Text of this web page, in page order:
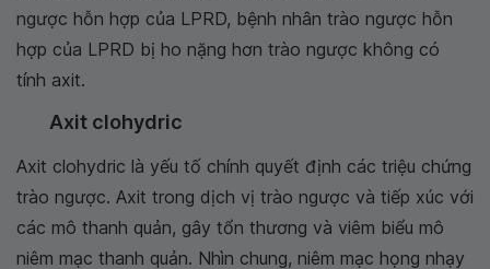
ngược hỗn hợp của LPRD, bệnh nhân trào ngược hỗn
hợp của LPRD bị ho nặng hơn trào ngược không có
tính axit.
Axit clohydric
Axit clohydric là yếu tố chính quyết định các triệu chứng
trào ngược. Axit trong dịch vị trào ngược và tiếp xúc với
các mô thanh quản, gây tổn thương và viêm biểu mô
niêm mạc thanh quản. Nhìn chung, niêm mạc họng nhạy